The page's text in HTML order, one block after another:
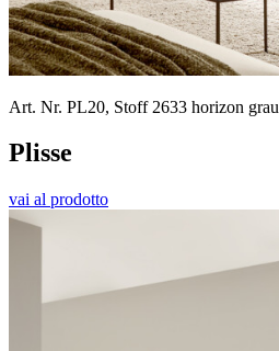
Art. Nr. PL20, Stoff 2633 horizon grau
Plisse
vai al prodotto